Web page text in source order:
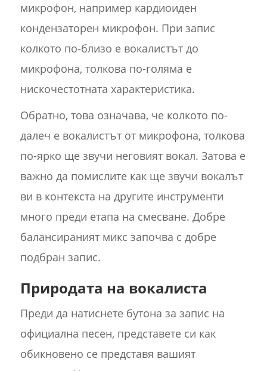
микрофон, например кардиоиден
кондензаторен микрофон. При запис
колкото по-близо е вокалистът до
микрофона, толкова по-голяма е
нискочестотната характеристика.
Обратно, това означава, че колкото по-
далеч е вокалистът от микрофона, толкова
по-ярко ще звучи неговият вокал. Затова е
важно да помислите как ще звучи вокалът
ви в контекста на другите инструменти
много преди етапа на смесване. Добре
балансираният микс започва с добре
подбран запис.
Природата на вокалиста
Преди да натиснете бутона за запис на
официална песен, представете си как
обикновено се представя вашият